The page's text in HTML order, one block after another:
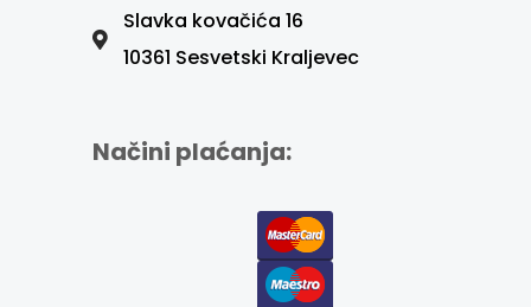
Slavka kovačića 16
10361 Sesvetski Kraljevec
Načini plaćanja: